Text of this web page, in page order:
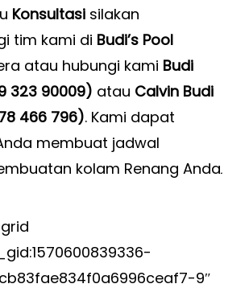
Konsultasisilakan
tim kami di Budi’s Pool
atau hubungi kami Budi
323 90009) atau Calvin Budi
466 796). Kami dapat
membuat jadwal
kolam Renang Anda.
9″